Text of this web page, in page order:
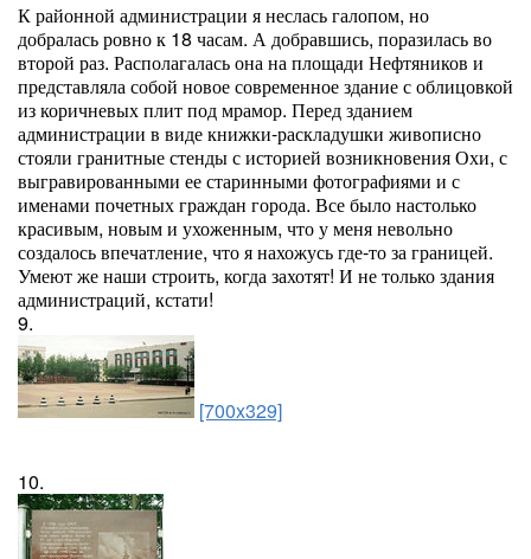
К районной администрации я неслась галопом, но
добралась ровно к 18 часам. А добравшись, поразилась во
второй раз. Располагалась она на площади Нефтяников и
представляла собой новое современное здание с облицовкой
из коричневых плит под мрамор. Перед зданием
администрации в виде книжки-раскладушки живописно
стояли гранитные стенды с историей возникновения Охи, с
выгравированными ее старинными фотографиями и с
именами почетных граждан города. Все было настолько
красивым, новым и ухоженным, что у меня невольно
создалось впечатление, что я нахожусь где-то за границей.
Умеют же наши строить, когда захотят! И не только здания
администраций, кстати!
9.
[700x329]
10.